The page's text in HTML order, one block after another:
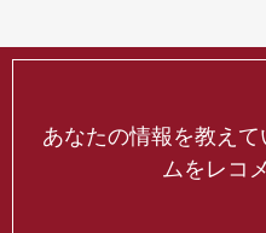
あなたの情報を教え
ムをレコ